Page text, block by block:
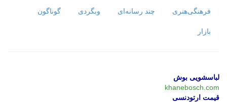
فرهنگی‌هنری چند رسانه‌ای وبگردی گوناگون
بازار
لباسشویی بوش
khanebosch.com
قیمت ارتودنسی